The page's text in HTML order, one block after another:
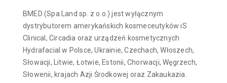
BMED (Spa Land sp. z o.o.) jest wyłącznym
dystrybutorem amerykańskich kosmeceutyków iS
Clinical, Circadia oraz urządzeń kosmetycznych
Hydrafacial w Polsce, Ukrainie, Czechach, Włoszech,
Słowacji, Litwie, Łotwie, Estonii, Chorwacji, Węgrzech,
Słowenii, krajach Azji Środkowej oraz Zakaukazia.